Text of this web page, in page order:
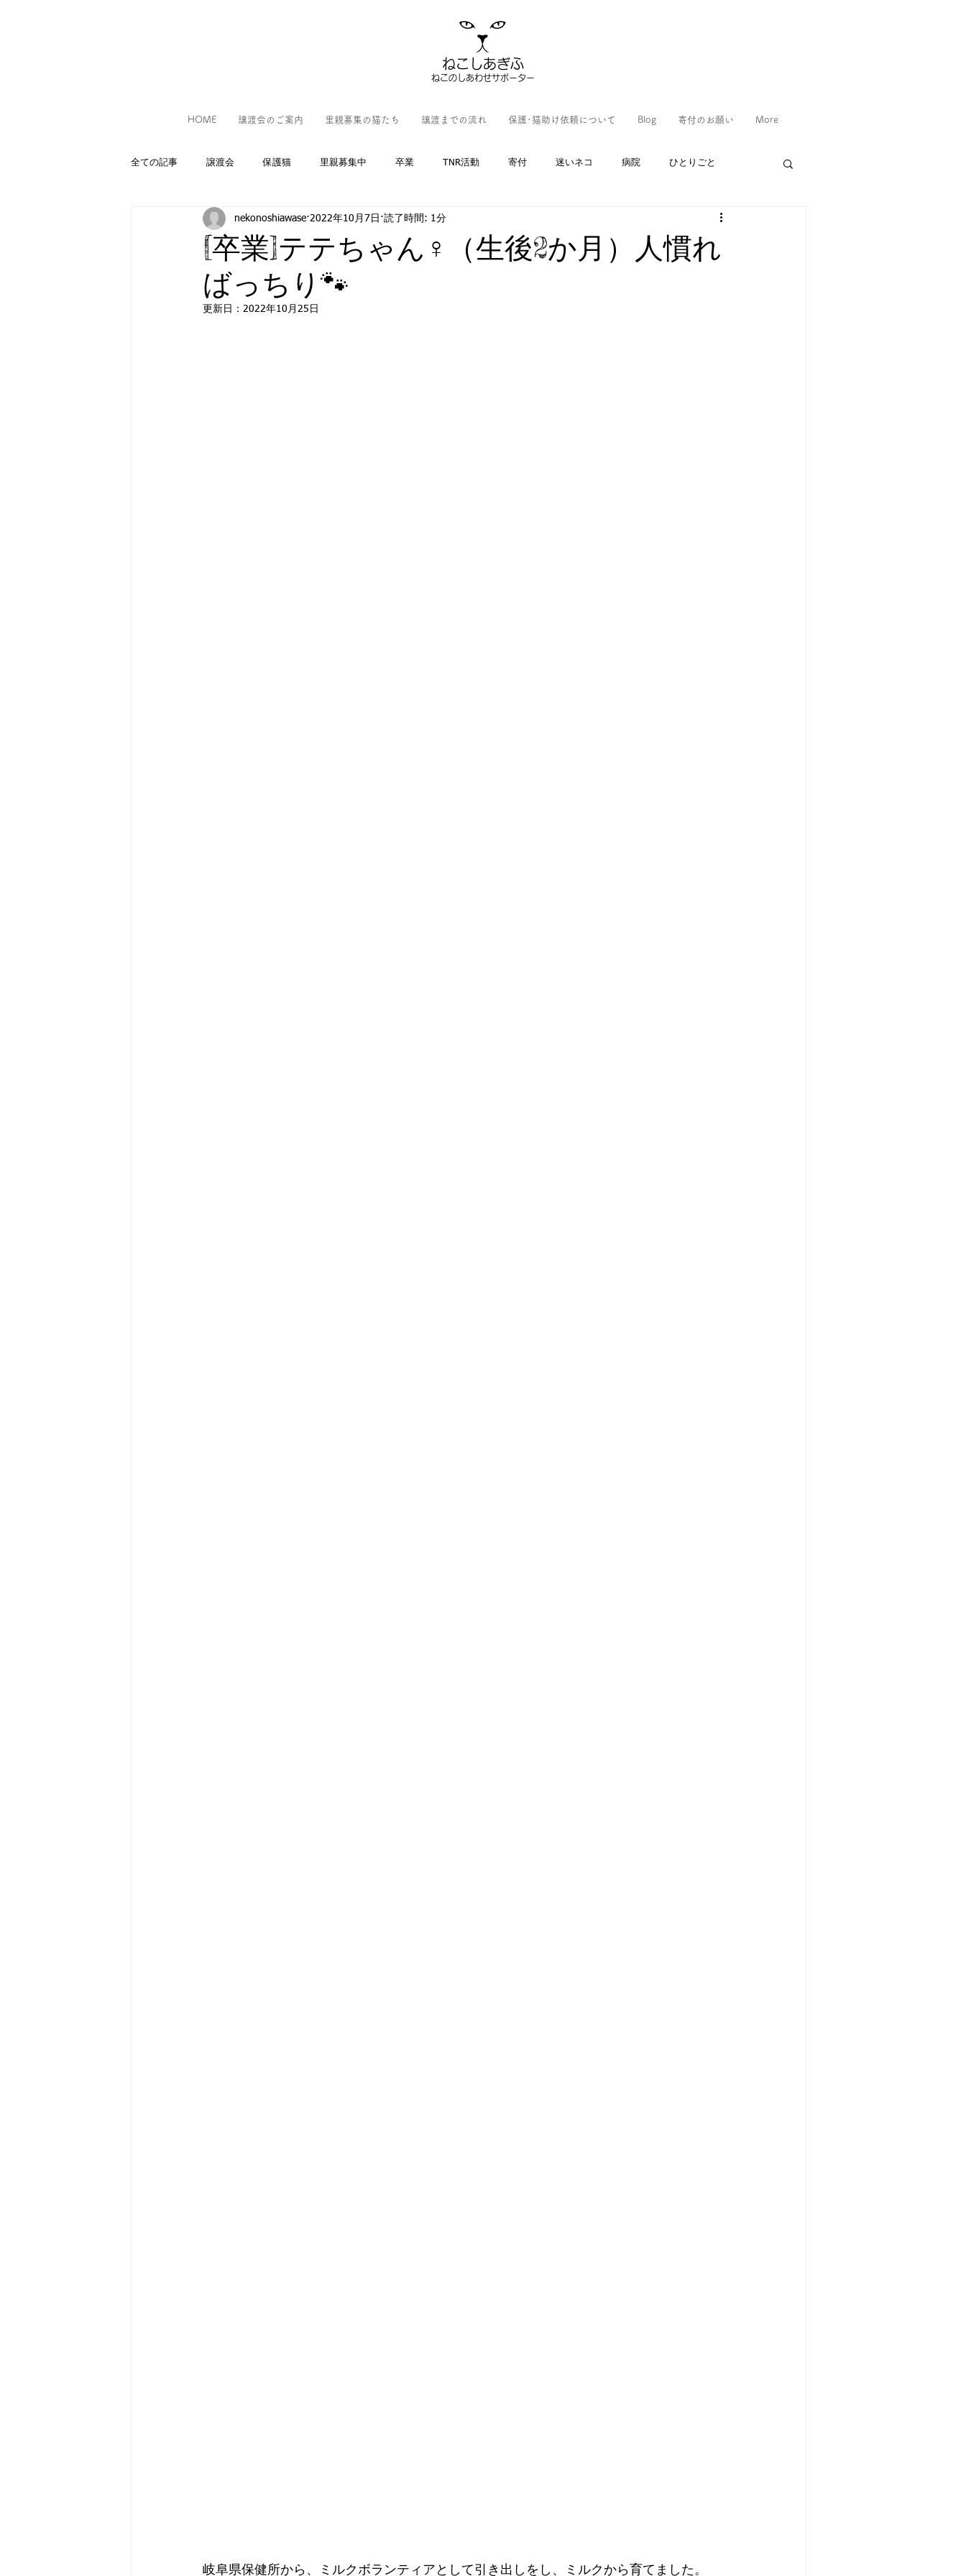
ねこしあぎふ
ねこのしあわせサポーター
HOME 譲渡会のご案内 里親募集の猫たち 譲渡までの流れ 保護･猫助け依頼について Blog 寄付のお願い More
全ての記事 譲渡会 保護猫 里親募集中 卒業 TNR活動 寄付 迷いネコ 病院 ひとりごと
[卒業]テテちゃん♀（生後2か月）人慣れ
ばっちり🐾
nekonoshiawase 2022年10月7日 読了時間: 1分
更新日： 2022年10月25日
岐阜県保健所から、ミルクボランティアとして引き出しをし、ミルクから育てました。